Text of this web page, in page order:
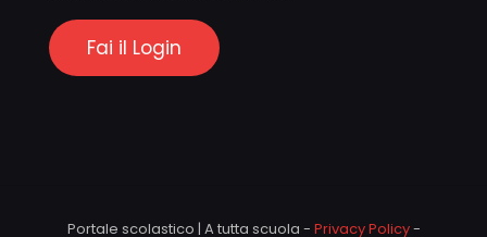
Fai il Login
Portale scolastico | A tutta scuola - Privacy Policy-